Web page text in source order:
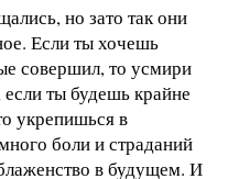
но зато так они
Если ты хочешь
совершил, то усмири
ты будешь крайне
укрепишься в
боли и страданий
в будущем. И